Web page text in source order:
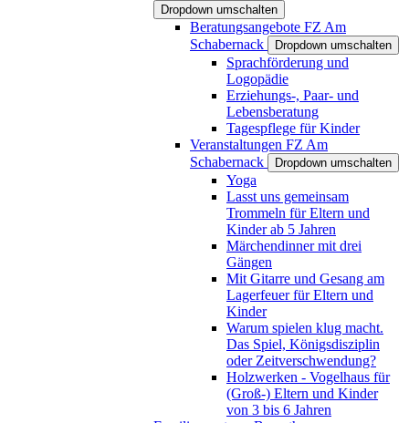
Dropdown umschalten
Beratungsangebote FZ Am
Schabernack
Dropdown umschalten
Sprachförderung und
Logopädie
Erziehungs-, Paar- und
Lebensberatung
Tagespflege für Kinder
Veranstaltungen FZ Am
Schabernack
Dropdown umschalten
Yoga
Lasst uns gemeinsam
Trommeln für Eltern und
Kinder ab 5 Jahren
Märchendinner mit drei
Gängen
Mit Gitarre und Gesang am
Lagerfeuer für Eltern und
Kinder
Warum spielen klug macht.
Das Spiel, Königsdisziplin
oder Zeitverschwendung?
Holzwerken - Vogelhaus für
(Groß-) Eltern und Kinder
von 3 bis 6 Jahren